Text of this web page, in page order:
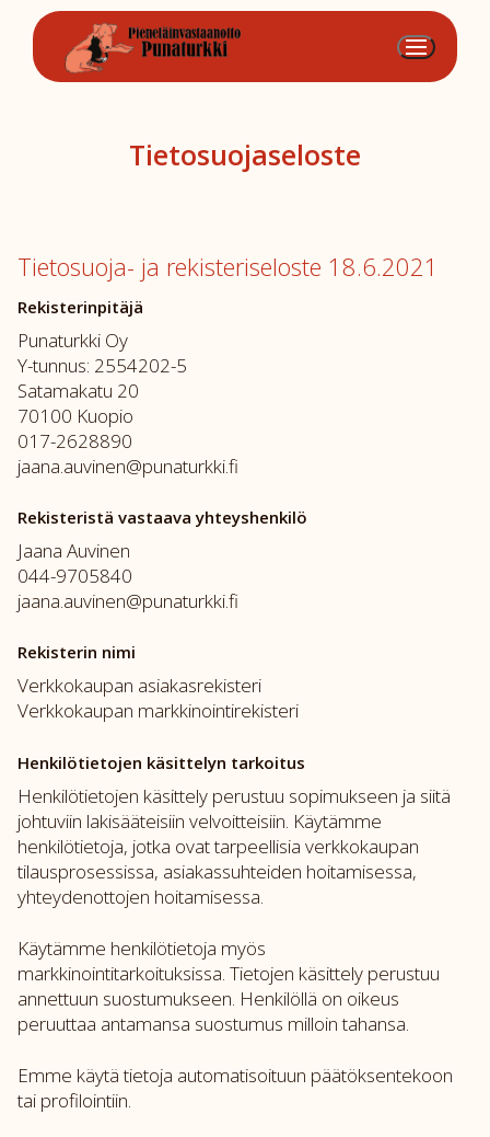
Hyppää
sisältöön
Tietosuojaseloste
Tietosuoja- ja rekisteriseloste 18.6.2021
Rekisterinpitäjä
Punaturkki Oy
Y-tunnus: 2554202-5
Satamakatu 20
70100 Kuopio
017-2628890
jaana.auvinen@punaturkki.fi
Rekisteristä vastaava yhteyshenkilö
Jaana Auvinen
044-9705840
jaana.auvinen@punaturkki.fi
Rekisterin nimi
Verkkokaupan asiakasrekisteri
Verkkokaupan markkinointirekisteri
Henkilötietojen käsittelyn tarkoitus
Henkilötietojen käsittely perustuu sopimukseen ja siitä
johtuviin lakisääteisiin velvoitteisiin. Käytämme
henkilötietoja, jotka ovat tarpeellisia verkkokaupan
tilausprosessissa, asiakassuhteiden hoitamisessa,
yhteydenottojen hoitamisessa.
Käytämme henkilötietoja myös
markkinointitarkoituksissa. Tietojen käsittely perustuu
annettuun suostumukseen. Henkilöllä on oikeus
peruuttaa antamansa suostumus milloin tahansa.
Emme käytä tietoja automatisoituun päätöksentekoon
tai profilointiin.